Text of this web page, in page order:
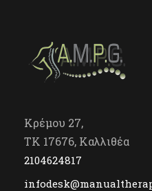
Κρέμου 27,
TK 17676, Καλλιθέα
2104624817